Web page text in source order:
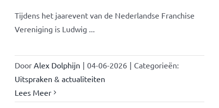
Tijdens het jaarevent van de Nederlandse Franchise
Vereniging is Ludwig ...
Door Alex Dolphijn | 04-06-2026 | Categorieën:
Uitspraken & actualiteiten
Lees Meer